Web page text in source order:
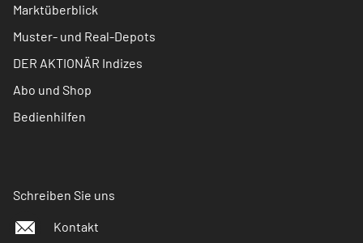
Marktüberblick
Muster- und Real-Depots
DER AKTIONÄR Indizes
Abo und Shop
Bedienhilfen
Schreiben Sie uns
Kontakt